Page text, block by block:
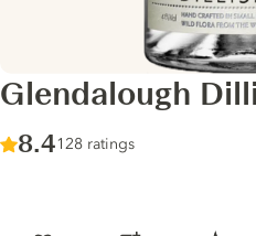
Glendalough
Score :
8.4/ 10
128 ratings